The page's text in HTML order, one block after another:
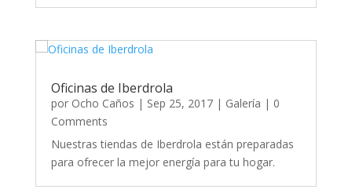
Oficinas de Iberdrola
por Ocho Caños | Sep 25, 2017| Galería | 0
Comments
Nuestras tiendas de Iberdrola están preparadas
para ofrecer la mejor energía para tu hogar.